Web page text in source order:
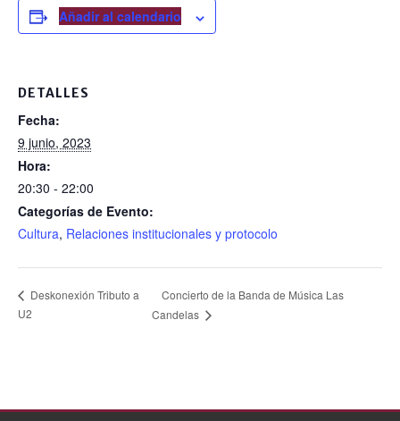
e
o
o
k
Añadir al calendario
DETALLES
Fecha:
9 junio, 2023
Hora:
20:30 - 22:00
Categorías de Evento:
Cultura, Relaciones institucionales y protocolo
Deskonexión Tributo a
U2
Concierto de la Banda de Música Las
Candelas